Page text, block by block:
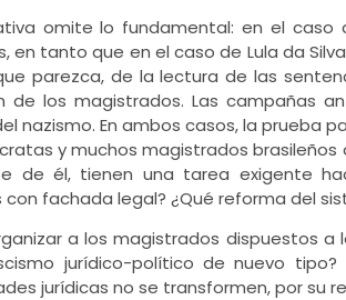
omite lo fundamental: en el
en tanto que en el caso de Lula da
parezca, de la lectura de las
de los magistrados. Las campañas
nazismo. En ambos casos, la prueba
y muchos magistrados
de él, tienen una tarea exigente
fachada legal? ¿Qué reforma del
a los magistrados dispuestos
jurídico-político de nuevo
jurídicas no se transformen, por su